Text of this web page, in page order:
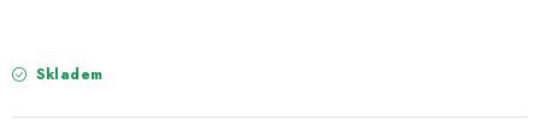
STUHY A MAŠLE
Skladem